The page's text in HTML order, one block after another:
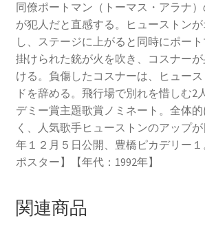
同僚ポートマン（トーマス・アラナ
が犯人だと直感する。ヒューストン
し、ステージに上がると同時にポー
掛けられた銃が火を吹き、コスナー
ける。負傷したコスナーは、ヒュー
ドを辞める。飛行場で別れを惜しむ2
デミー賞主題歌賞ノミネート。全体
く、人気歌手ヒューストンのアップ
年１２月５日公開、豊橋ピカデリー
ポスター】【年代：1992年】
関連商品